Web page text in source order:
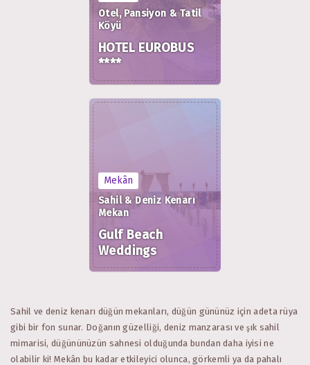
Otel, Pansiyon & Tatil
Köyü
HOTEL EUROBUS
****
Mekân
Sahil & Deniz Kenarı
Mekan
Gulf Beach
Weddings
Sahil ve deniz kenarı düğün mekanları, düğün gününüz için adeta rüya
gibi bir fon sunar. Doğanın güzelliği, deniz manzarası ve şık sahil
mimarisi, düğününüzün sahnesi olduğunda bundan daha iyisi ne
olabilir ki! Mekân bu kadar etkileyici olunca, görkemli ya da pahalı